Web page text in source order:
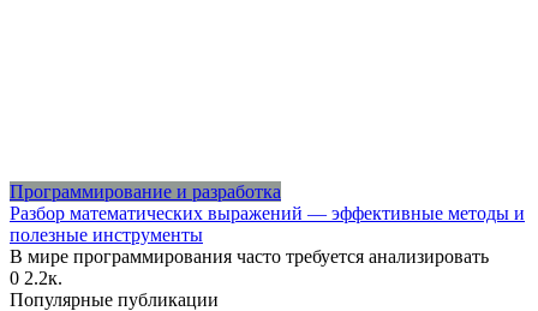
Программирование и разработка
Разбор математических выражений — эффективные методы и
полезные инструменты
В мире программирования часто требуется анализировать
0 2.2к.
Популярные публикации